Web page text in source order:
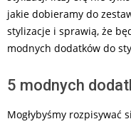
jakie dobieramy do
stylizacje i sprawią, że
modnych dodatków do
5 modnych
Mogłybyśmy rozpisywać